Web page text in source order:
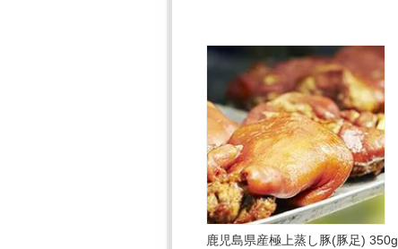
鹿児島県産極上蒸し豚(豚足) 350g